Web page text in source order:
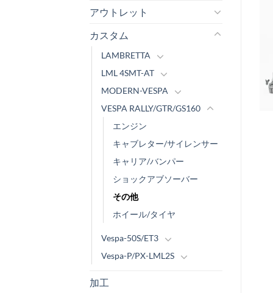
アウトレット
カスタム
LAMBRETTA
LML 4SMT-AT
MODERN-VESPA
VESPA RALLY/GTR/GS160
エンジン
キャブレター/サイレンサー
キャリア/バンパー
ショックアブソーバー
その他
ホイール/タイヤ
Vespa-50S/ET3
Vespa-P/PX-LML2S
加工